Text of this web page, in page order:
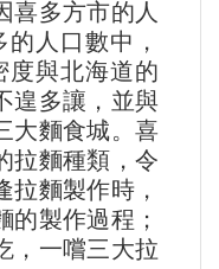
喜多方市的人
人口數中，
度與北海道的
遑多讓，並與
大麵食城。喜
拉麵種類，令
拉麵製作時，
的製作過程；
，一嚐三大拉